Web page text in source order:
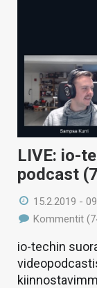
LIVE: io-
podcast
15.2.2019 -
Kommentit
io-techin